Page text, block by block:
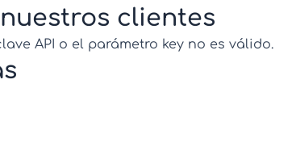
clientes
API o el parámetro key no es válido.